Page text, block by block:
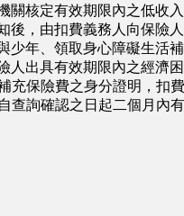
核定有效期限內之低收入
，由扣費義務人向保險人
、領取身心障礙生活補
人出具有效期限內之經濟困
保險費之身分證明，扣
詢確認之日起二個月內有